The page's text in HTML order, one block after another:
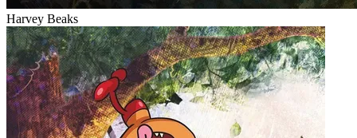
Harvey Beaks